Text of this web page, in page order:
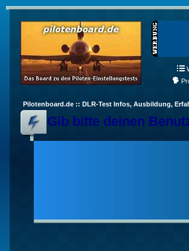
Pilotenboard.de :: DLR-Test Infos, Ausbildung,
Gib bitte deinen